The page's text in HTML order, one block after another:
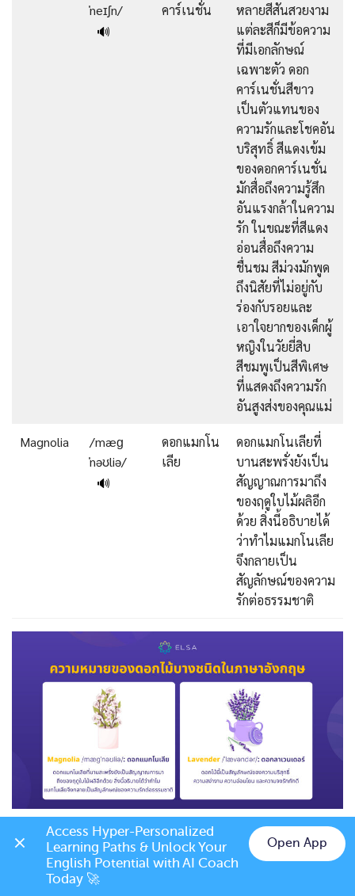
ˈneɪʃn/
🔊
คาร์เนชั่น
หลายสีสันสวยงาม
แต่ละสีก็มีข้อความ
ที่มีเอกลักษณ์
เฉพาะตัว ดอก
คาร์เนชั่นสีขาว
เป็นตัวแทนของ
ความรักและโชคอัน
บริสุทธิ์ สีแดงเข้ม
ของดอกคาร์เนชั่น
มักสื่อถึงความรู้สึก
อันแรงกล้าในความ
รัก ในขณะที่สีแดง
อ่อนสื่อถึงความ
ชื่นชม สีม่วงมักพูด
ถึงนิสัยที่ไม่อยู่กับ
ร่องกับรอยและ
เอาใจยากของเด็กผู้
หญิงในวัยยี่สิบ
สีชมพูเป็นสีพิเศษ
ที่แสดงถึงความรัก
อันสูงส่งของคุณแม่
Magnolia
/mæɡ
ˈnəʊliə/
🔊
ดอกแมกโน
เลีย
ดอกแมกโนเลียที่
บานสะพรั่งยังเป็น
สัญญาณการมาถึง
ของฤดูใบไม้ผลิอีก
ด้วย สิ่งนี้อธิบายได้
ว่าทำไมแมกโนเลีย
จึงกลายเป็น
สัญลักษณ์ของความ
รักต่อธรรมชาติ
ชื่อภาษาอังกฤษที่มาจากชื่อดอกไม้
สำหรับผู้หญิง
Chat on LINE
Access Hyper-Personalized
Learning Paths & Unlock Your
English Potential with AI Coach
Today 🚀
Open App